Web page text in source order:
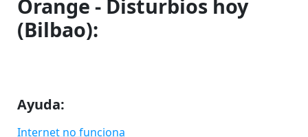
Orange - Disturbios hoy
(Bilbao):
Ayuda:
Internet no funciona